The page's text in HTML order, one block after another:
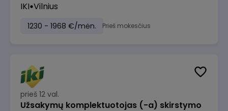
IKI Vilnius
1230 - 1968 €/mėn. Prieš mokesčius
prieš 12 val.
Užsakymų komplektuotojas (-a) skirstymo